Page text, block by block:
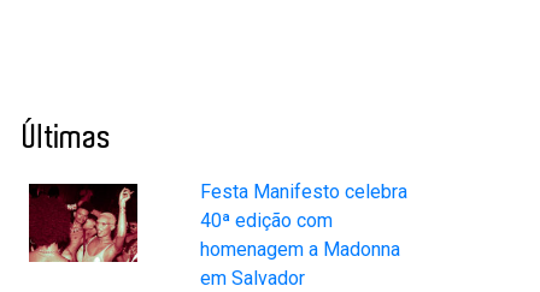
Últimas
Festa Manifesto celebra
40ª edição com
homenagem a Madonna
em Salvador